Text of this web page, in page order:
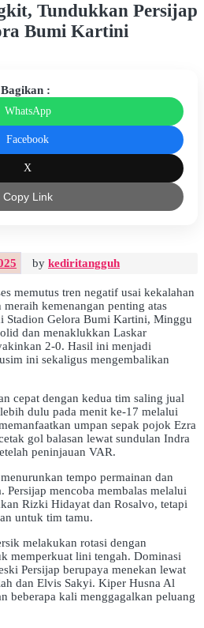
Tundukkan Persijap
Bumi Kartini
Bagikan :
WhatsApp
Facebook
X
Copy Link
by kediritangguh
memutus tren negatif usai kekalahan
kemenangan penting atas
Stadion Gelora Bumi Kartini, Minggu
dan menaklukkan Laskar
2-0. Hasil ini menjadi
ini sekaligus mengembalikan
cepat dengan kedua tim saling jual
dulu pada menit ke-17 melalui
umpan sepak pojok Ezra
gol balasan lewat sundulan Indra
peninjauan VAR.
tempo permainan dan
Persijap mencoba membalas melalui
Rizki Hidayat dan Rosalvo, tetapi
untuk tim tamu.
melakukan rotasi dengan
memperkuat lini tengah. Dominasi
Persijap berupaya menekan lewat
dan Elvis Sakyi. Kiper Husna Al
beberapa kali menggagalkan peluang